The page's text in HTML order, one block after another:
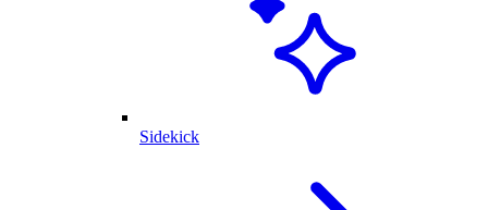
Sidekick